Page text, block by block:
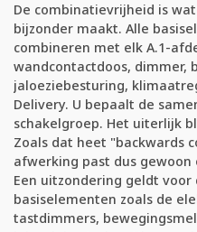
De combinatievrijheid is
bijzonder maakt. Alle
combineren met elk A.1-
wandcontactdoos, dimmer,
jaloeziebesturing,
Delivery. U bepaalt de
schakelgroep. Het uiterlijk
Zoals dat heet "backwards
afwerking past dus
Een uitzondering geldt voor
basiselementen zoals de
tastdimmers,